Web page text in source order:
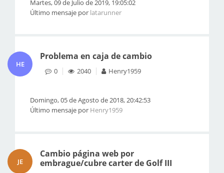
Martes, 09 de Julio de 2019, 19:05:02
Último mensaje por latarunner
HE
Problema en caja de cambio
0 2040 Henry1959
Domingo, 05 de Agosto de 2018, 20:42:53
Último mensaje por Henry1959
JE
Cambio página web por
embrague/cubre carter de Golf III